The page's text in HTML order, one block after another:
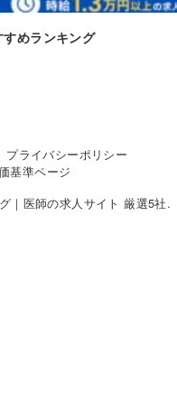
めランキング
プライバシーポリシー
基準ページ
｜医師の求人サイト 厳選5社.